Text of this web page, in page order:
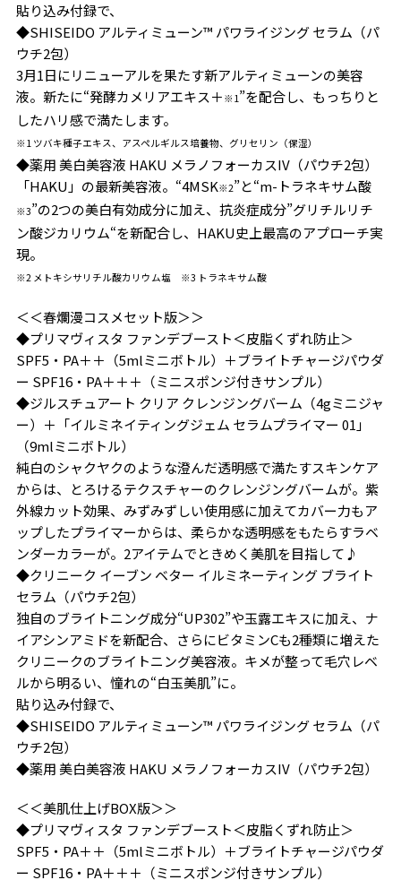
貼り込み付録で、
◆SHISEIDO アルティミューン™︎ パワライジング セラム（パ
ウチ2包）
3月1日にリニューアルを果たす新アルティミューンの美容
液。新たに“発酵カメリアエキス＋ ※1”を配合し、もっちりと
したハリ感で満たします。
※1 ツバキ種子エキス、アスペルギルス培養物、グリセリン（保湿）
◆薬用 美白美容液 HAKU メラノフォーカスIV（パウチ2包）
「HAKU」の最新美容液。“4MSK※2”と“m-トラネキサム酸
※3”の2つの美白有効成分に加え、抗炎症成分”グリチルリチ
ン酸ジカリウム“を新配合し、HAKU史上最高のアプローチ実
現。
※2 メトキシサリチル酸カリウム塩 ※3 トラネキサム酸
＜＜春爛漫コスメセット版＞＞
◆プリマヴィスタ ファンデブースト＜皮脂くずれ防止＞
SPF5・PA＋＋（5mlミニボトル）＋ブライトチャージパウダ
ー SPF16・PA＋＋＋（ミニスポンジ付きサンプル）
◆ジルスチュアート クリア クレンジングバーム（4gミニジャ
ー）＋「イルミネイティングジェム セラムプライマー 01」
（9mlミニボトル）
純白のシャクヤクのような澄んだ透明感で満たすスキンケア
からは、とろけるテクスチャーのクレンジングバームが。紫
外線カット効果、みずみずしい使用感に加えてカバー力もア
ップしたプライマーからは、柔らかな透明感をもたらすラベ
ンダーカラーが。2アイテムでときめく美肌を目指して♪
◆クリニーク イーブン ベター イルミネーティング ブライト
セラム（パウチ2包）
独自のブライトニング成分“UP302”や玉露エキスに加え、ナ
イアシンアミドを新配合、さらにビタミンCも2種類に増えた
クリニークのブライトニング美容液。キメが整って毛穴レベ
ルから明るい、憧れの“白玉美肌”に。
貼り込み付録で、
◆SHISEIDO アルティミューン™︎ パワライジング セラム（パ
ウチ2包）
◆薬用 美白美容液 HAKU メラノフォーカスIV（パウチ2包）
＜＜美肌仕上げBOX版＞＞
◆プリマヴィスタ ファンデブースト＜皮脂くずれ防止＞
SPF5・PA＋＋（5mlミニボトル）＋ブライトチャージパウダ
ー SPF16・PA＋＋＋（ミニスポンジ付きサンプル）